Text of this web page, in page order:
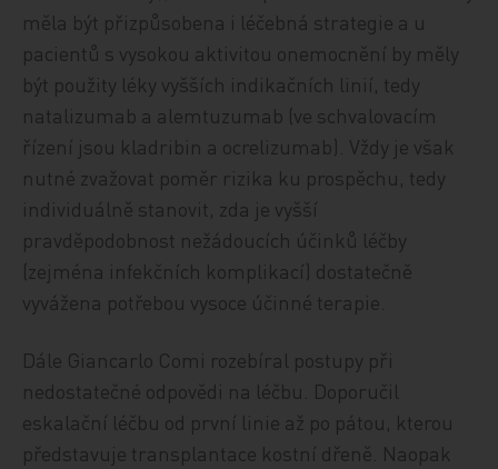
měla být přizpůsobena i léčebná strategie a u
pacientů s vysokou aktivitou onemocnění by měly
být použity léky vyšších indikačních linií, tedy
natalizumab a alemtuzumab (ve schvalovacím
řízení jsou kladribin a ocrelizumab). Vždy je však
nutné zvažovat poměr rizika ku prospěchu, tedy
individuálně stanovit, zda je vyšší
pravděpodobnost nežádoucích účinků léčby
(zejména infekčních komplikací) dostatečně
vyvážena potřebou vysoce účinné terapie.
Dále Giancarlo Comi rozebíral postupy při
nedostatečné odpovědi na léčbu. Doporučil
eskalační léčbu od první linie až po pátou, kterou
představuje transplantace kostní dřeně. Naopak